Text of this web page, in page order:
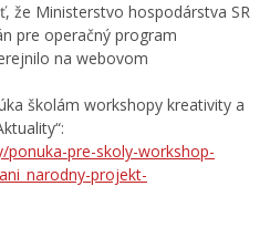
že Ministerstvo hospodárstva SR
pre operačný program
na webovom
školám workshopy kreativity a
pre-skoly-workshop-
projekt-